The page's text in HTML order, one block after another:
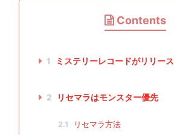
Contents
1 ミステリーレコードがリリース
2 リセマラはモンスター優先
2.1 リセマラ方法